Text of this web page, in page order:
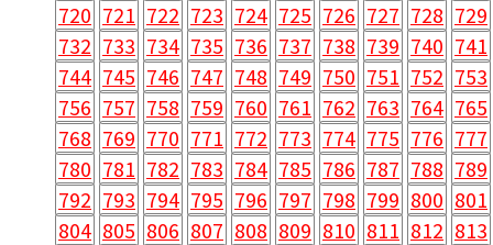
720 721 722 723 724 725 726 727 728 729
732 733 734 735 736 737 738 739 740 741
744 745 746 747 748 749 750 751 752 753
756 757 758 759 760 761 762 763 764 765
768 769 770 771 772 773 774 775 776 777
780 781 782 783 784 785 786 787 788 789
792 793 794 795 796 797 798 799 800 801
804 805 806 807 808 809 810 811 812 813